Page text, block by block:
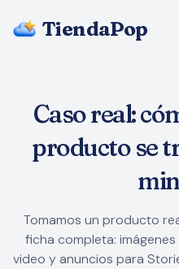
TiendaPop
Preguntas Frecuentes
Caso real:
producto se
Tomamos un producto
ficha completa:
video y anuncios para